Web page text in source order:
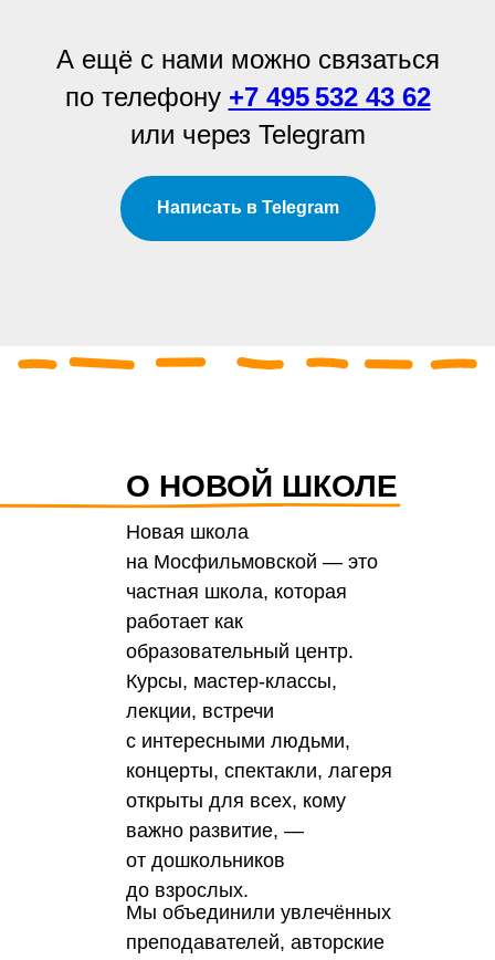
А ещё с нами можно связаться
по телефону +7 495 532 43 62
или через Telegram
Написать в Telegram
О НОВОЙ ШКОЛЕ
Новая школа
на Мосфильмовской — это
частная школа, которая
работает как
образовательный центр.
Курсы, мастер-классы,
лекции, встречи
с интересными людьми,
концерты, спектакли, лагеря
открыты для всех, кому
важно развитие, —
от дошкольников
до взрослых.
Мы объединили увлечённых
преподавателей, авторские